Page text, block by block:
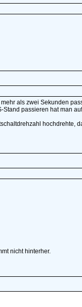
als zwei Sekunden
passieren hat man
hochdrehte,
nicht hinterher.